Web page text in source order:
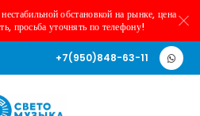
обстановкой на рынке, цена
просьба уточнять по телефону!
+7(950)848-63-11